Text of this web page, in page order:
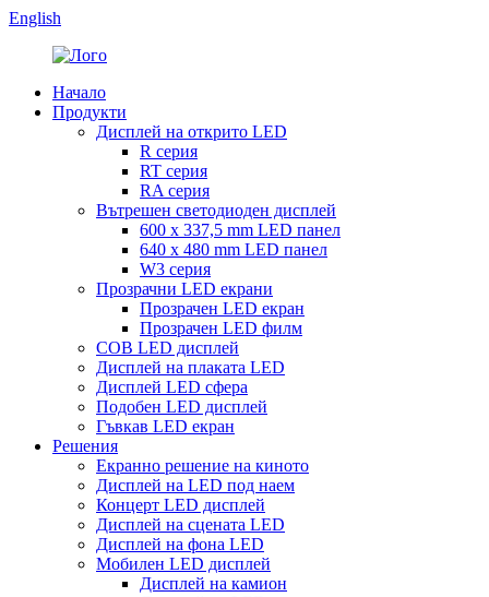
English
Начало
Продукти
Дисплей на открито LED
R серия
RT серия
RA серия
Вътрешен светодиоден дисплей
600 x 337,5 mm LED панел
640 x 480 mm LED панел
W3 серия
Прозрачни LED екрани
Прозрачен LED екран
Прозрачен LED филм
COB LED дисплей
Дисплей на плаката LED
Дисплей LED сфера
Подобен LED дисплей
Гъвкав LED екран
Решения
Екранно решение на киното
Дисплей на LED под наем
Концерт LED дисплей
Дисплей на сцената LED
Дисплей на фона LED
Мобилен LED дисплей
Дисплей на камион